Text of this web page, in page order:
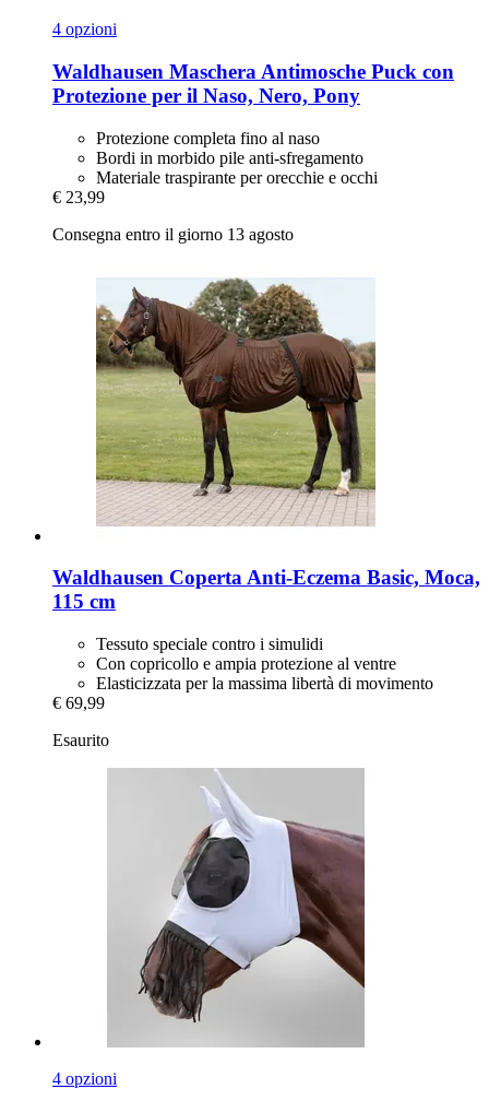
4 opzioni
Waldhausen Maschera Antimosche Puck con
Protezione per il Naso, Nero, Pony
Protezione completa fino al naso
Bordi in morbido pile anti-sfregamento
Materiale traspirante per orecchie e occhi
€ 23,99
Consegna entro il giorno 13 agosto
Waldhausen Coperta Anti-​Eczema Basic, Moca,
115 cm
Tessuto speciale contro i simulidi
Con copricollo e ampia protezione al ventre
Elasticizzata per la massima libertà di movimento
€ 69,99
Esaurito
4 opzioni